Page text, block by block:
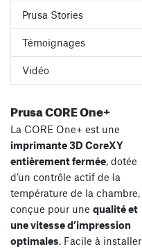
Prusa Stories
Témoignages
Vidéo
Prusa CORE One+
La CORE One+ est une
imprimante 3D CoreXY
entièrement fermée, dotée
d’un contrôle actif de la
température de la chambre,
conçue pour une qualité et
une vitesse d’impression
optimales. Facile à installer